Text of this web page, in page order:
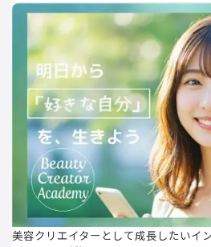
美容クリエイターとして成長したいイ